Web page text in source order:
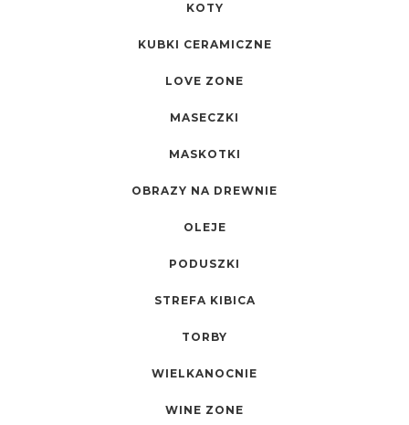
KOTY
KUBKI CERAMICZNE
LOVE ZONE
MASECZKI
MASKOTKI
OBRAZY NA DREWNIE
OLEJE
PODUSZKI
STREFA KIBICA
TORBY
WIELKANOCNIE
WINE ZONE